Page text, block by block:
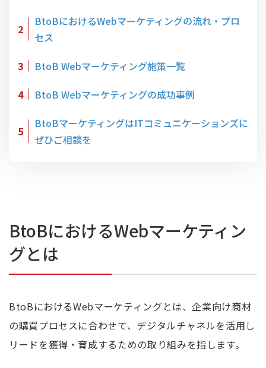
2
BtoBにおけるWebマーケティングの流れ・プロ
セス
3
BtoB Webマーケティング施策一覧
4
BtoB Webマーケティングの成功事例
5
BtoBマーケティングはITコミュニケーションズに
ぜひご相談を
BtoBにおけるWebマーケティン
グとは
BtoBにおけるWebマーケティングとは、企業向け商材
の購買プロセスに合わせて、デジタルチャネルを活用し
リードを獲得・育成するための取り組みを指します。